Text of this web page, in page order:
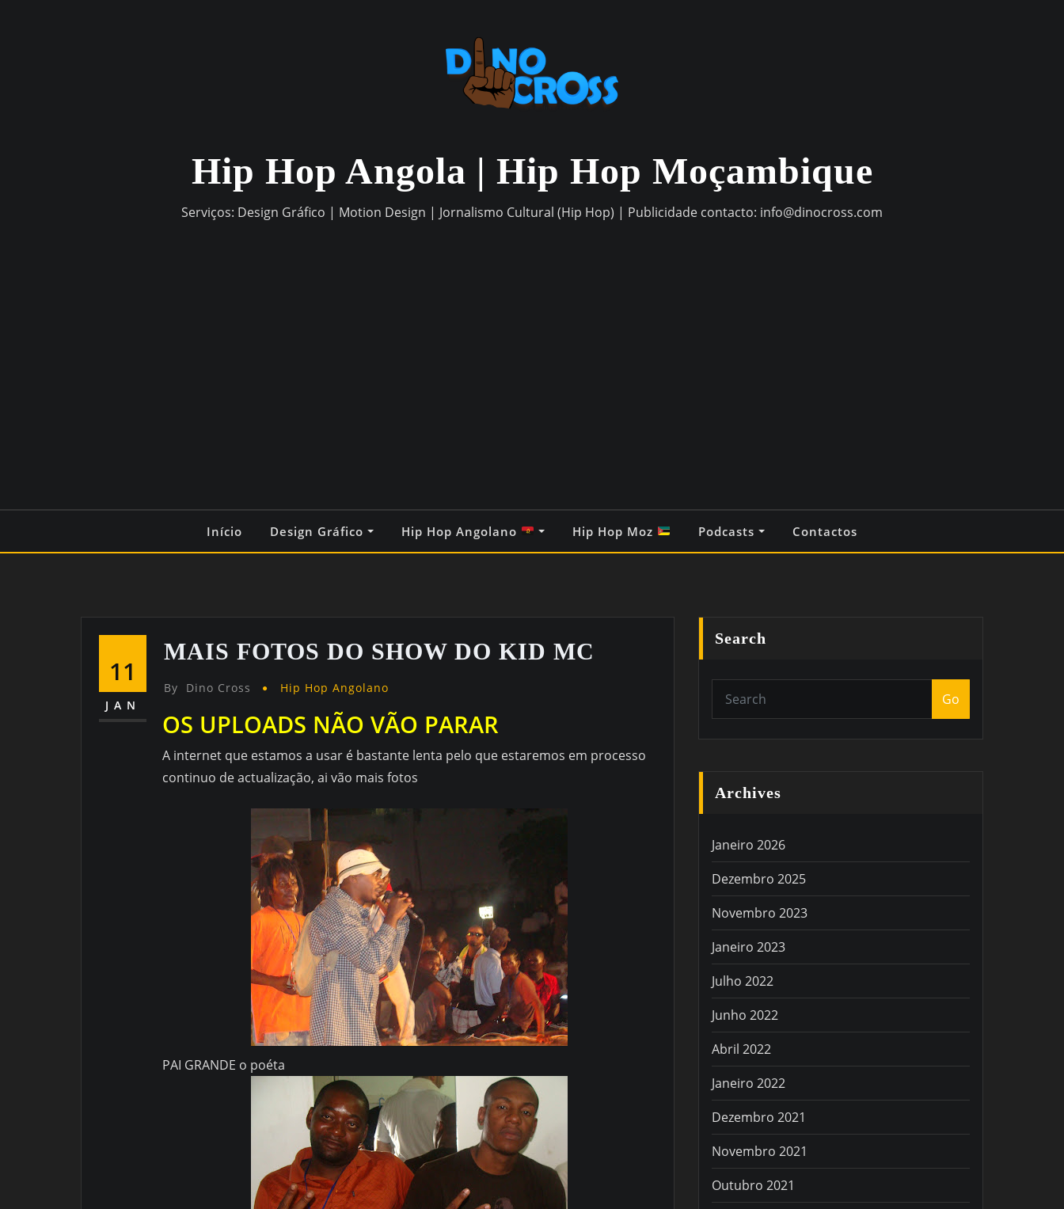
Hip Hop Angola | Hip Hop Moçambique
Serviços: Design Gráfico | Motion Design | Jornalismo Cultural (Hip Hop) | Publicidade contacto: info@dinocross.com
Início Design Gráfico Hip Hop Angolano Hip Hop Moz Podcasts Contactos
11
JAN
MAIS FOTOS DO SHOW DO KID MC
By Dino Cross Hip Hop Angolano
OS UPLOADS NÃO VÃO PARAR
A internet que estamos a usar é bastante lenta pelo que estaremos em processo
continuo de actualização, ai vão mais fotos
PAI GRANDE o poéta
Search
Go
Archives
Janeiro 2026
Dezembro 2025
Novembro 2023
Janeiro 2023
Julho 2022
Junho 2022
Abril 2022
Janeiro 2022
Dezembro 2021
Novembro 2021
Outubro 2021